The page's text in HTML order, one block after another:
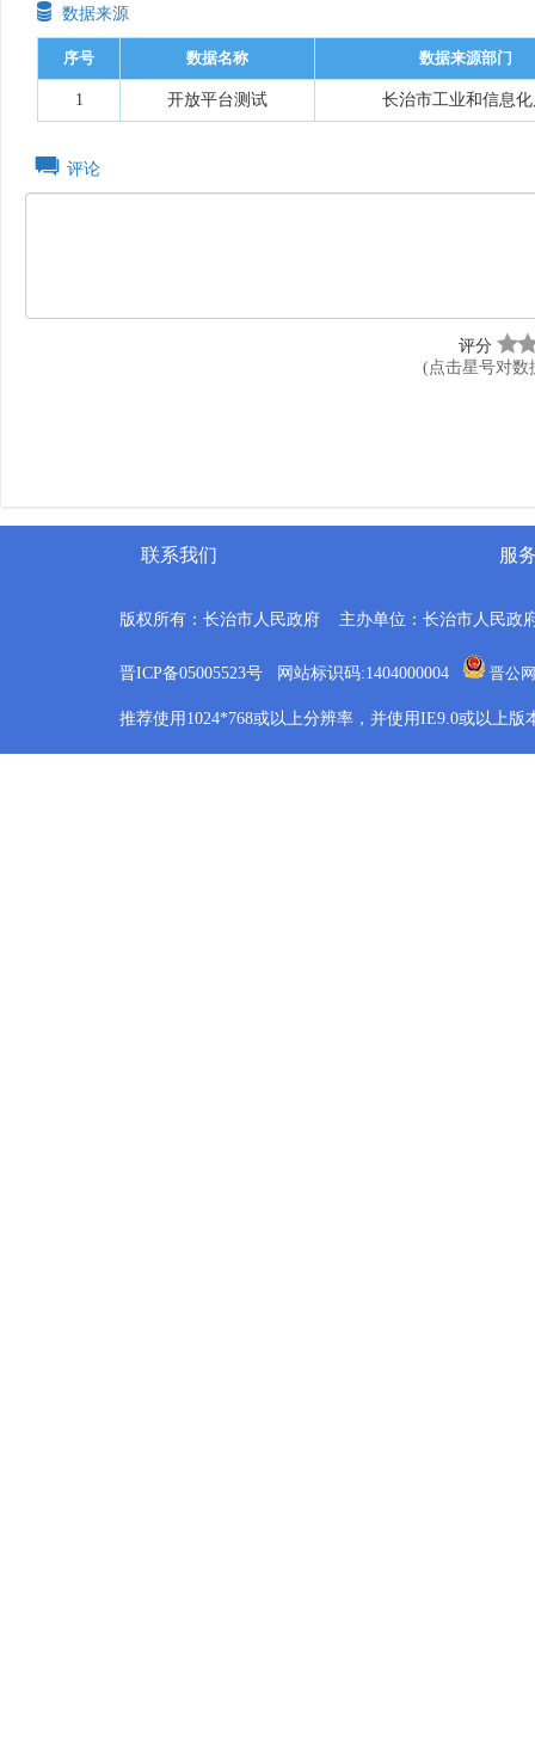
 数据来源
序号 数据名称 数据来源部门
1 开放平台测试 长治市工业和信息
评论
评分
(点击星号对数
联系我们 服
版权所有：长治市人民政府 主办单位：长治市人民
晋ICP备05005523号 网站标识码:1404000004 晋公
推荐使用1024*768或以上分辨率，并使用IE9.0或以上